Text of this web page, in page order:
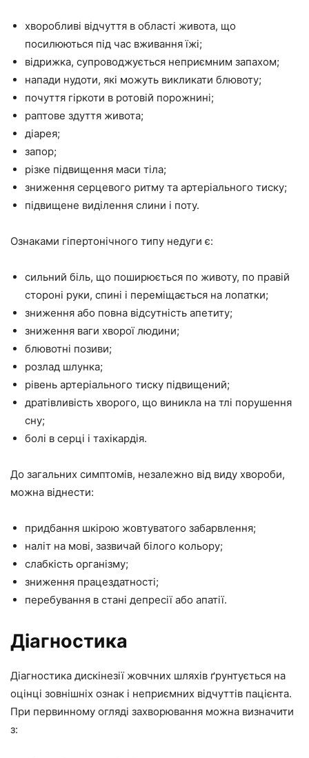
хворобливі відчуття в області живота, що
посилюються під час вживання їжі;
відрижка, супроводжується неприємним запахом;
напади нудоти, які можуть викликати блювоту;
почуття гіркоти в ротовій порожнині;
раптове здуття живота;
діарея;
запор;
різке підвищення маси тіла;
зниження серцевого ритму та артеріального тиску;
підвищене виділення слини і поту.
Ознаками гіпертонічного типу недуги є:
сильний біль, що поширюється по животу, по правій
стороні руки, спині і переміщається на лопатки;
зниження або повна відсутність апетиту;
зниження ваги хворої людини;
блювотні позиви;
розлад шлунка;
рівень артеріального тиску підвищений;
дратівливість хворого, що виникла на тлі порушення
сну;
болі в серці і тахікардія.
До загальних симптомів, незалежно від виду хвороби,
можна віднести:
придбання шкірою жовтуватого забарвлення;
наліт на мові, зазвичай білого кольору;
слабкість організму;
зниження працездатності;
перебування в стані депресії або апатії.
Діагностика
Діагностика дискінезії жовчних шляхів ґрунтується на
оцінці зовнішніх ознак і неприємних відчуттів пацієнта.
При первинному огляді захворювання можна визначити
з: